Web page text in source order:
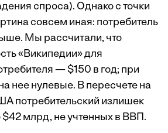
спроса). Однако с точки
совсем иная: потребитель
Мы рассчитали, что
«Википедии» для
— $150 в год; при
нее нулевые. В пересчете на
потребительский излишек
$42 млрд, не учтенных в ВВП.